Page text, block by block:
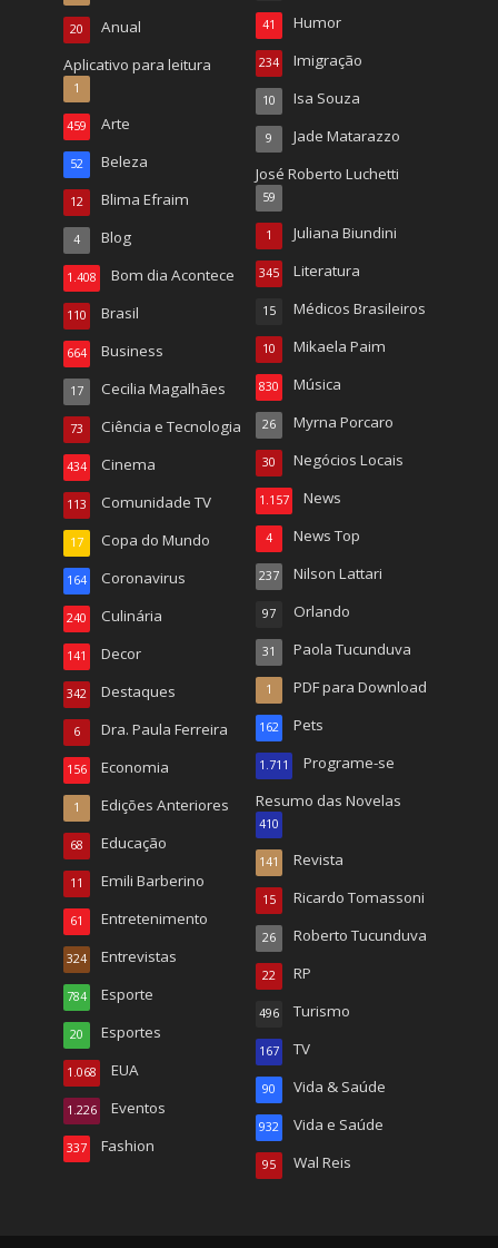
Anual
20
Aplicativo para leitura
1
Arte
459
Beleza
52
Blima Efraim
12
Blog
4
Bom dia Acontece
1.408
Brasil
110
Business
664
Cecilia Magalhães
17
Ciência e Tecnologia
73
Cinema
434
Comunidade TV
113
Copa do Mundo
17
Coronavirus
164
Culinária
240
Decor
141
Destaques
342
Dra. Paula Ferreira
6
Economia
156
Edições Anteriores
1
Educação
68
Emili Barberino
11
Entretenimento
61
Entrevistas
324
Esporte
784
Esportes
20
EUA
1.068
Eventos
1.226
Fashion
337
Humor
41
Imigração
234
Isa Souza
10
Jade Matarazzo
9
José Roberto Luchetti
59
Juliana Biundini
1
Literatura
345
Médicos Brasileiros
15
Mikaela Paim
10
Música
830
Myrna Porcaro
26
Negócios Locais
30
News
1.157
News Top
4
Nilson Lattari
237
Orlando
97
Paola Tucunduva
31
PDF para Download
1
Pets
162
Programe-se
1.711
Resumo das Novelas
410
Revista
141
Ricardo Tomassoni
15
Roberto Tucunduva
26
RP
22
Turismo
496
TV
167
Vida & Saúde
90
Vida e Saúde
932
Wal Reis
95